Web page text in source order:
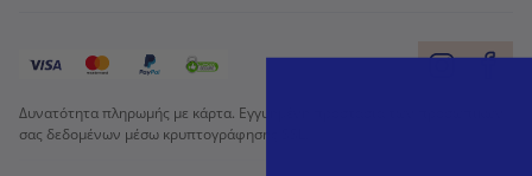
Δυνατότητα πληρωμής με κάρτα. Εγγυημένη προστασία των προσωπικών
σας δεδομένων μέσω κρυπτογράφησης SSL.